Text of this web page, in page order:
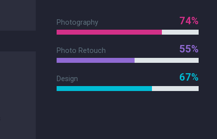
Photography 74%
Photo Retouch 55%
Design 67%